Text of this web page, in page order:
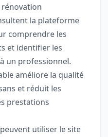
la plateforme
comprendre les
et identifier les
un professionnel.
améliore la qualité
et réduit les
prestations
utiliser le site